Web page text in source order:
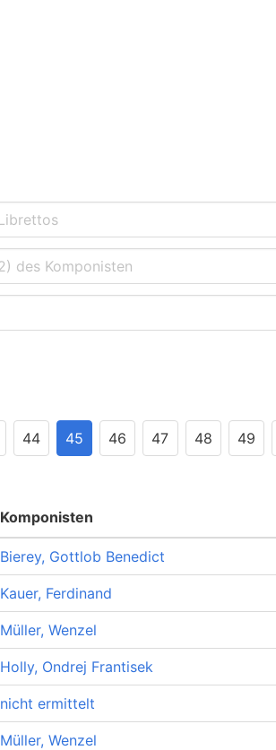
44 45 46 47 48 49
Komponisten
Bierey, Gottlob Benedict
Kauer, Ferdinand
Müller, Wenzel
Holly, Ondrej Frantisek
nicht ermittelt
Müller, Wenzel